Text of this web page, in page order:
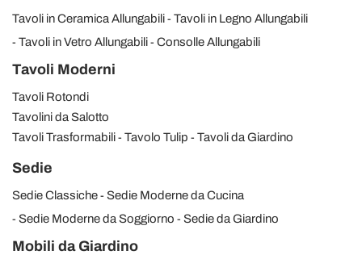
Tavoli in Ceramica Allungabili
Tavoli in Legno Allungabili
Tavoli in Vetro Allungabili
Consolle Allungabili
Tavoli Moderni
Tavoli Rotondi
Tavolini da Salotto
Tavoli Trasformabili
Tavolo Tulip Tavoli da Giardino
Sedie
Sedie Classiche
Sedie Moderne da Cucina
Sedie Moderne da Soggiorno
Sedie da Giardino
Mobili da Giardino